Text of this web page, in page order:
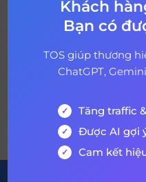
07 tháng 9, 2020 5
biết về thuật toán
Xem thêm: Dịch Vụ
Uy Tín, Chất Lượng
Không quá khi nói […]
VỀ
Khách
Bạn có
TOS giúp thương
ChatGPT,
Tăng traffic
Được AI gợi
Cam kết